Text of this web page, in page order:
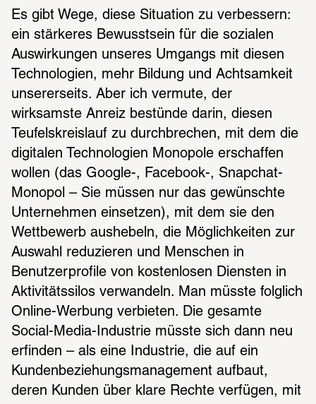
Es gibt Wege, diese Situation zu verbessern:
ein stärkeres Bewusstsein für die sozialen
Auswirkungen unseres Umgangs mit diesen
Technologien, mehr Bildung und Achtsamkeit
unsererseits. Aber ich vermute, der
wirksamste Anreiz bestünde darin, diesen
Teufelskreislauf zu durchbrechen, mit dem die
digitalen Technologien Monopole erschaffen
wollen (das Google-, Facebook-, Snapchat-
Monopol – Sie müssen nur das gewünschte
Unternehmen einsetzen), mit dem sie den
Wettbewerb aushebeln, die Möglichkeiten zur
Auswahl reduzieren und Menschen in
Benutzerprofile von kostenlosen Diensten in
Aktivitätssilos verwandeln. Man müsste folglich
Online-Werbung verbieten. Die gesamte
Social-Media-Industrie müsste sich dann neu
erfinden – als eine Industrie, die auf ein
Kundenbeziehungsmanagement aufbaut,
deren Kunden über klare Rechte verfügen, mit